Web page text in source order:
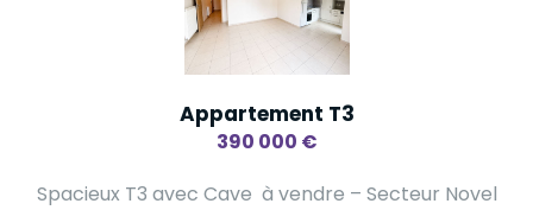
Appartement T3
390 000 €
Spacieux T3 avec Cave à vendre – Secteur Novel